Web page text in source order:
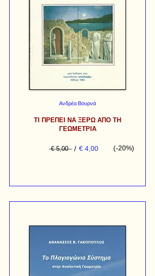
Ανδρέα Βουρνά
ΤΙ ΠΡΕΠΕΙ ΝΑ ΞΕΡΩ ΑΠΟ ΤΗ
ΓΕΩΜΕΤΡΙΑ
€ 5,00 / € 4,00 (-20%)